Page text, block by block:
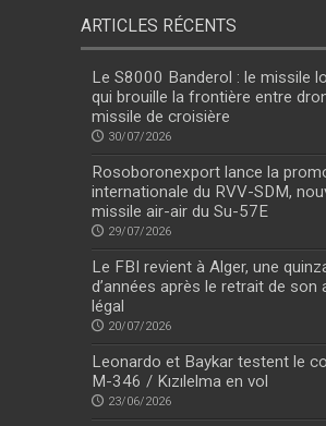
ARTICLES RÉCENTS
Le S8000 Banderol : le missile
qui brouille la frontière entre
missile de croisière
30/07/2026
Rosoboronexport lance la
internationale du RVV-SDM,
missile air-air du Su-57E
29/07/2026
Le FBI revient à Alger, une
d’années après le retrait de son
légal
20/07/2026
Leonardo et Baykar testent le
M-346 / Kızılelma en vol
23/06/2026